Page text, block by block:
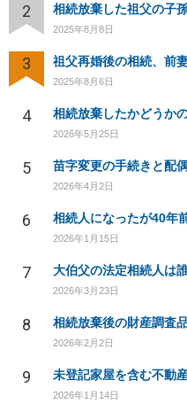
2 相続放棄した祖父の子
2025年8月8日
3 祖父再婚後の相続、前
2025年8月6日
4 相続放棄したかどうか
2026年5月25日
5 苗字変更の手続きと配
2026年4月2日
6 相続人になったが40年
2026年1月15日
7 大伯父の法定相続人は
2026年3月23日
8
2026年2月2日
9 未登記家屋を含む不動
2026年1月14日